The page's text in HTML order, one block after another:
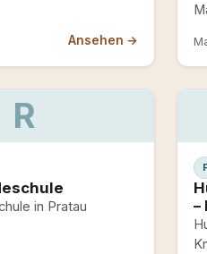
Ansehen →
R
in Pratau
–